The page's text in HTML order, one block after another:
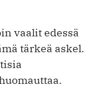
vaalit edessä
tärkeä askel.